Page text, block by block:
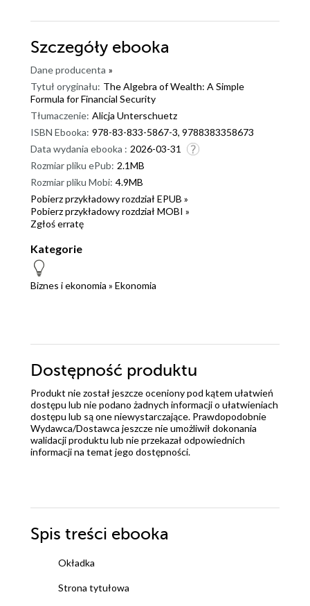
Szczegóły ebooka
Dane producenta »
Tytuł oryginału: The Algebra of Wealth: A Simple
Formula for Financial Security
Tłumaczenie: Alicja Unterschuetz
ISBN Ebooka: 978-83-833-5867-3, 9788383358673
Data wydania ebooka : 2026-03-31
Rozmiar pliku ePub: 2.1MB
Rozmiar pliku Mobi: 4.9MB
Pobierz przykładowy rozdział EPUB »
Pobierz przykładowy rozdział MOBI »
Zgłoś erratę
Kategorie
Biznes i ekonomia » Ekonomia
Dostępność produktu
Produkt nie został jeszcze oceniony pod kątem ułatwień
dostępu lub nie podano żadnych informacji o ułatwieniach
dostępu lub są one niewystarczające. Prawdopodobnie
Wydawca/Dostawca jeszcze nie umożliwił dokonania
walidacji produktu lub nie przekazał odpowiednich
informacji na temat jego dostępności.
Spis treści ebooka
Okładka
Strona tytułowa